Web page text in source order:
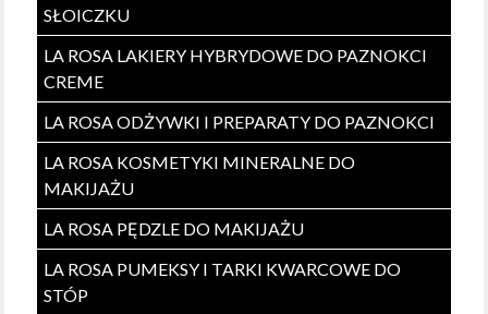
SŁOICZKU
LA ROSA LAKIERY HYBRYDOWE DO PAZNOKCI
CREME
LA ROSA ODŻYWKI I PREPARATY DO PAZNOKCI
LA ROSA KOSMETYKI MINERALNE DO
MAKIJAŻU
LA ROSA PĘDZLE DO MAKIJAŻU
LA ROSA PUMEKSY I TARKI KWARCOWE DO
STÓP